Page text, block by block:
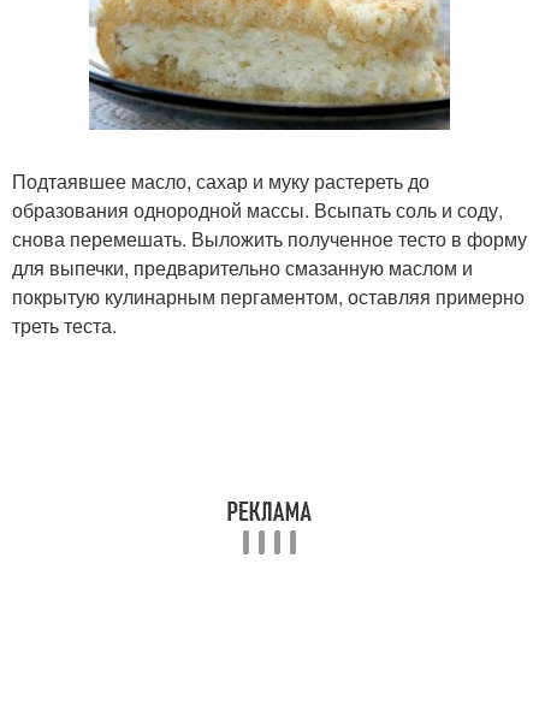
Подтаявшее масло, сахар и муку растереть до
образования однородной массы. Всыпать соль и соду,
снова перемешать. Выложить полученное тесто в форму
для выпечки, предварительно смазанную маслом и
покрытую кулинарным пергаментом, оставляя примерно
треть теста.